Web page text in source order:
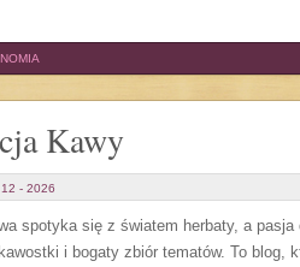
Kawy
- 2026
spotyka się z światem herbaty, a
i bogaty zbiór tematów. To blog,